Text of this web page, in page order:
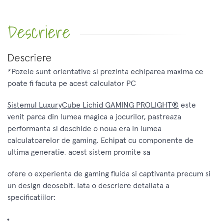
Descriere
Descriere
*Pozele sunt orientative si prezinta echiparea maxima ce
poate fi facuta pe acest calculator PC
Sistemul LuxuryCube Lichid GAMING PROLIGHT® este
venit parca din lumea magica a jocurilor, pastreaza
performanta si deschide o noua era in lumea
calculatoarelor de gaming. Echipat cu componente de
ultima generatie, acest sistem promite sa
ofere o experienta de gaming fluida si captivanta precum si
un design deosebit. Iata o descriere detaliata a
specificatiilor: